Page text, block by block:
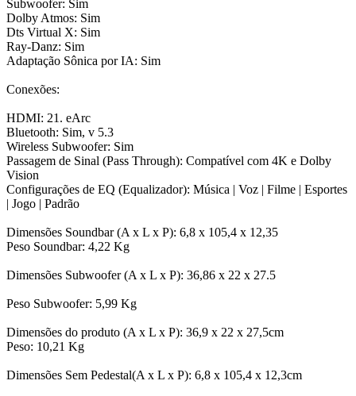
Subwoofer: Sim
Dolby Atmos: Sim
Dts Virtual X: Sim
Ray-Danz: Sim
Adaptação Sônica por IA: Sim
Conexões:
HDMI: 21. eArc
Bluetooth: Sim, v 5.3
Wireless Subwoofer: Sim
Passagem de Sinal (Pass Through): Compatível com 4K e Dolby
Vision
Configurações de EQ (Equalizador): Música | Voz | Filme | Esportes
| Jogo | Padrão
Dimensões Soundbar (A x L x P): 6,8 x 105,4 x 12,35
Peso Soundbar: 4,22 Kg
Dimensões Subwoofer (A x L x P): 36,86 x 22 x 27.5
Peso Subwoofer: 5,99 Kg
Dimensões do produto (A x L x P): 36,9 x 22 x 27,5cm
Peso: 10,21 Kg
Dimensões Sem Pedestal(A x L x P): 6,8 x 105,4 x 12,3cm